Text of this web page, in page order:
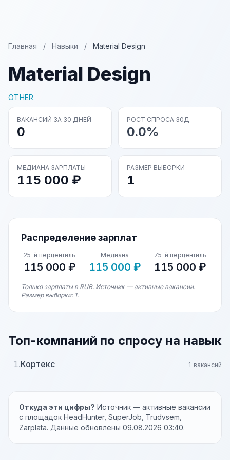
Главная / Навыки / Material Design
Material Design
OTHER
ВАКАНСИЙ ЗА 30 ДНЕЙ
0
РОСТ СПРОСА 30Д
0.0%
МЕДИАНА ЗАРПЛАТЫ
115 000 ₽
РАЗМЕР ВЫБОРКИ
1
Распределение зарплат
25-й перцентиль
115 000 ₽
Медиана
115 000 ₽
75-й перцентиль
115 000 ₽
Только зарплаты в RUB. Источник — активные вакансии.
Размер выборки: 1.
Топ-компаний по спросу на навык
1.Кортекс 1 вакансий
Откуда эти цифры? Источник — активные вакансии
с площадок HeadHunter, SuperJob, Trudvsem,
Zarplata. Данные обновлены 09.08.2026 03:40.